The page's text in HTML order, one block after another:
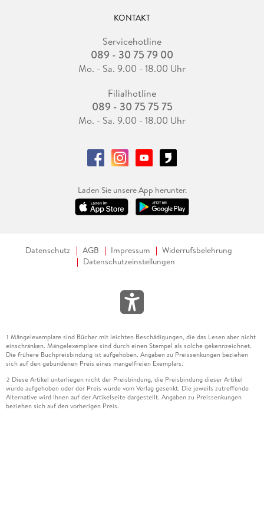
KONTAKT
Servicehotline
089 - 30 75 79 00
Mo. - Sa. 9.00 - 18.00 Uhr
Filialhotline
089 - 30 75 75 75
Mo. - Sa. 9.00 - 18.00 Uhr
Laden Sie unsere App herunter.
Datenschutz AGB Impressum
Widerrufsbelehrung
Datenschutzeinstellungen
1 Mängelexemplare sind Bücher mit leichten Beschädigungen, die das Lesen aber nicht
einschränken. Mängelexemplare sind durch einen Stempel als solche gekennzeichnet.
Die frühere Buchpreisbindung ist aufgehoben. Angaben zu Preissenkungen beziehen
sich auf den gebundenen Preis eines mangelfreien Exemplars.
2 Diese Artikel unterliegen nicht der Preisbindung, die Preisbindung dieser Artikel
wurde aufgehoben oder der Preis wurde vom Verlag gesenkt. Die jeweils zutreffende
Alternative wird Ihnen auf der Artikelseite dargestellt. Angaben zu Preissenkungen
beziehen sich auf den vorherigen Preis.